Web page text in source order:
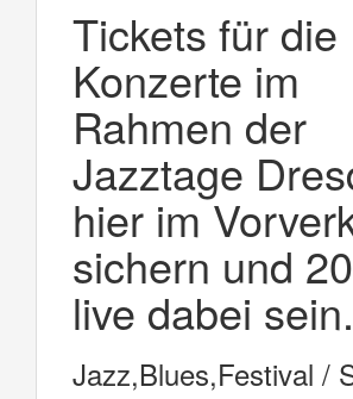
Tickets für die
Konzerte im
Rahmen der
Jazztage
hier im
sichern und
live dabei sein.
Jazz,Blues,Festival /